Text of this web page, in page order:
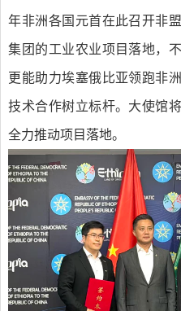
年非洲各国元首在此召开非
集团的工业农业项目落地，
更能助力埃塞俄比亚领跑非
技术合作树立标杆。大使馆
全力推动项目落地。